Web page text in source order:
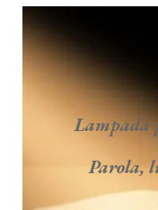
Lampada
Parola,